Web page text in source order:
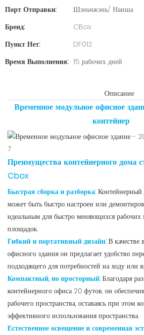
Порт Отправки:
Шэньчжэнь/ Нанша
Бренд:
CBox
Пункт Нет:
DF012
Время Выполнения: 15 рабочих дней
Описание
Временное модульное офисное
контейнер
Преимущества контейнерного дома
Cbox
Быстрая сборка и разборка: Контейнерный
может быть быстро настроен или
идеальным для быстро меняющихся рабочих
площадок.
Гибкий и портативный дизайн: В качестве
офисного здания он предлагает удобство
подходящего для потребностей на ходу или
Компактный, но просторный: Благодаря
контейнерного офиса 20 футов, он
рабочего пространства, оставаясь при этом
эффективного использования пространства.
Естественное освещение и современная